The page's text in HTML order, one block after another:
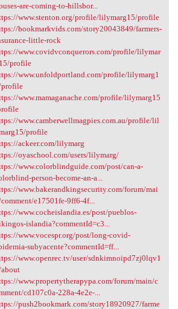
are-coming-to-hillsbor...
www.stenton.org/profile/lilymarg15/profile
bookmarkvids.com/story20043849/farmers-
little-rock
www.covidvconquerors.com/profile/lilymar
profile
www.unfoldportland.com/profile/lilymarg1
www.mamaganache.com/profile/lilymarg15
www.camberwellmagpies.com.au/profile/lil
profile
ackeer.com/lilymarg
oyaschool.com/users/lilymarg/
www.colorblindguide.com/post/can-a-
person-become-an-a...
www.bakerandkingsecurity.com/forum/mai
e17501fe-9ff6-4f...
www.cocheislandia.es/post/pueblos-
islandia?commentId=c3...
www.vocespr.org/post/long-covid-
subyacente?commentId=ff...
www.openrec.tv/user/sdnkimnoipd7zj0lqv1
www.propertytherapypa.com/forum/main/c
cd107c0a-228a-4e2e-...
push2bookmark.com/story18920927/farme